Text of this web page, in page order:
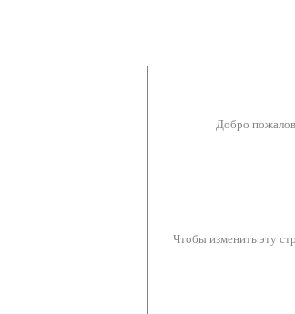
Добро
Чтобы изменить эту